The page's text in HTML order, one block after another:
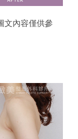
文內容僅供參